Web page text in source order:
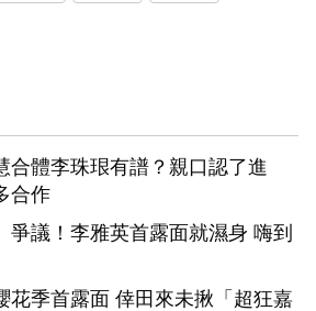
合體李珠珢有譜？親口認了進
合作
爭議！李雅英首露面就濕身 嗨到
花季首露面 倖田來未揪「超狂嘉